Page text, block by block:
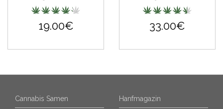
19.00€ 33.00€
Cannabis Samen Hanfmagazin